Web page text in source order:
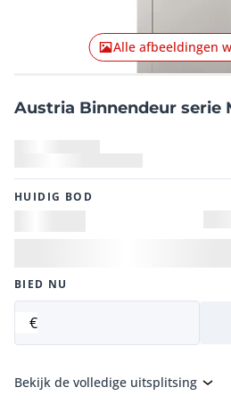
Alle afbeeldingen
Austria Binnendeur serie
HUIDIG ​​BOD
BIED NU
€
Bekijk de volledige uitsplitsing